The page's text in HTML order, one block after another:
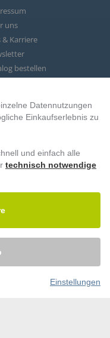
uns
& Karriere
bestellen
Datennutzungen
Einkaufserlebnis zu
und einfach alle
technisch notwendige
Einstellungen